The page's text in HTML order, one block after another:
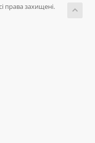
права захищені.